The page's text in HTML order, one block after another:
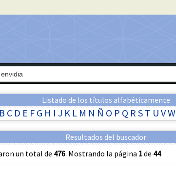
Listado de los títulos alfabéticamente
B C D E F G H I J K L M N Ñ O P Q R S T U VW
Resultados del buscador
un total de 476. Mostrando la página 1de 44